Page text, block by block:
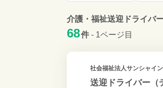
介護・福祉送迎ドライバ
68件 - 1ページ目
社会福祉法人サンシャイン
送迎ドライバー（